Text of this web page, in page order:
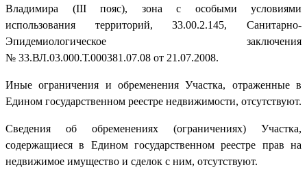
Владимира (III пояс), зона с особыми условиями
использования территорий, 33.00.2.145, Санитарно-
Эпидемиологическое заключения
№ 33.ВЛ.03.000.Т.000381.07.08 от 21.07.2008.
Иные ограничения и обременения Участка, отраженные в
Едином государственном реестре недвижимости, отсутствуют.
Сведения об обременениях (ограничениях) Участка,
содержащиеся в Едином государственном реестре прав на
недвижимое имущество и сделок с ним, отсутствуют.